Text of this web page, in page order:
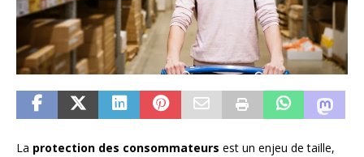
La protection des consommateurs est un enjeu de taille,